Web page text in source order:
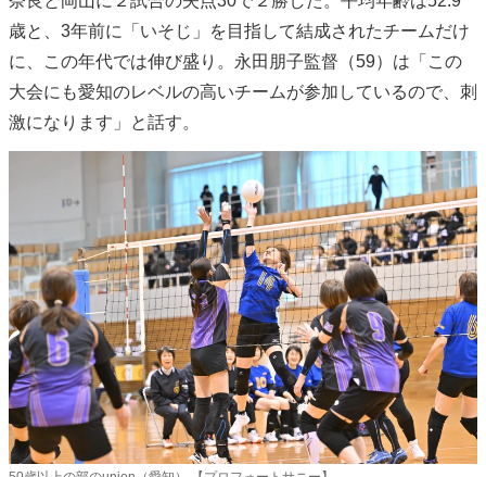
歳と、3年前に「いそじ」を目指して結成されたチームだけ
に、この年代では伸び盛り。永田朋子監督（59）は「この
大会にも愛知のレベルの高いチームが参加しているので、刺
激になります」と話す。